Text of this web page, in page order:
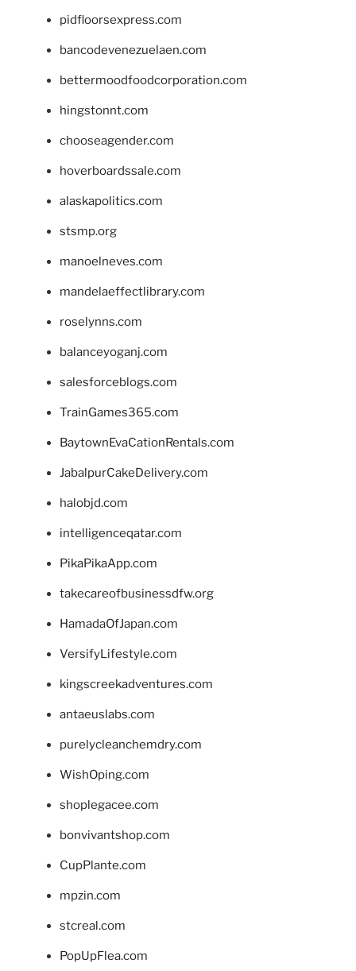
pidfloorsexpress.com
bancodevenezuelaen.com
bettermoodfoodcorporation.com
hingstonnt.com
chooseagender.com
hoverboardssale.com
alaskapolitics.com
stsmp.org
manoelneves.com
mandelaeffectlibrary.com
roselynns.com
balanceyoganj.com
salesforceblogs.com
TrainGames365.com
BaytownEvaCationRentals.com
JabalpurCakeDelivery.com
halobjd.com
intelligenceqatar.com
PikaPikaApp.com
takecareofbusinessdfw.org
HamadaOfJapan.com
VersifyLifestyle.com
kingscreekadventures.com
antaeuslabs.com
purelycleanchemdry.com
WishOping.com
shoplegacee.com
bonvivantshop.com
CupPlante.com
mpzin.com
stcreal.com
PopUpFlea.com